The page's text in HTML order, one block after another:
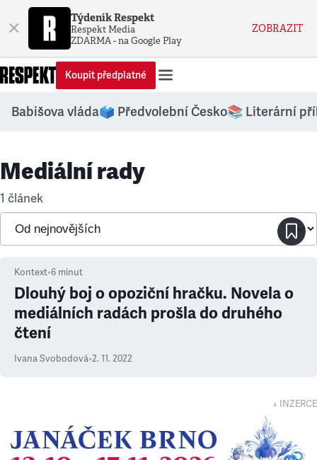
× Týdeník Respekt
Respekt Media
ZDARMA - na Google Play
ZOBRAZIT
Koupit předplatné
Babišova vláda🗳️ Předvolební Česko📚 Literární
Mediální rady
1 článek
Kontext•6 minut
Dlouhý boj o opoziční hračku. Novela o
mediálních radách prošla do druhého
čtení
Ivana Svobodová•2. 11. 2022
↓ INZERCE